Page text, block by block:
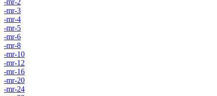
-mr-3
-mr-4
-mr-5
-mr-6
-mr-8
-mr-10
-mr-12
-mr-16
-mr-20
-mr-24